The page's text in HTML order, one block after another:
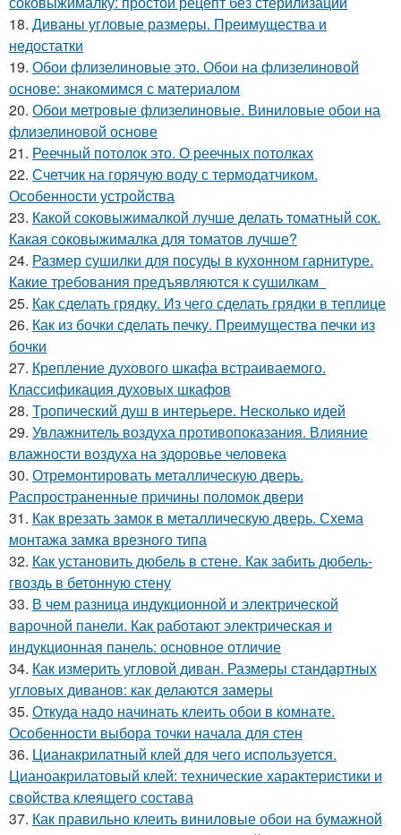
18. Диваны угловые размеры. Преимущества и
недостатки
19. Обои флизелиновые это. Обои на флизелиновой
основе: знакомимся с материалом
20. Обои метровые флизелиновые. Виниловые обои на
флизелиновой основе
21. Реечный потолок это. О реечных потолках
22. Счетчик на горячую воду с термодатчиком.
Особенности устройства
23. Какой соковыжималкой лучше делать томатный сок.
Какая соковыжималка для томатов лучше?
24. Размер сушилки для посуды в кухонном гарнитуре.
Какие требования предъявляются к сушилкам
25. Как сделать грядку. Из чего сделать грядки в теплице
26. Как из бочки сделать печку. Преимущества печки из
бочки
27. Крепление духового шкафа встраиваемого.
Классификация духовых шкафов
28. Тропический душ в интерьере. Несколько идей
29. Увлажнитель воздуха противопоказания. Влияние
влажности воздуха на здоровье человека
30. Отремонтировать металлическую дверь.
Распространенные причины поломок двери
31. Как врезать замок в металлическую дверь. Схема
монтажа замка врезного типа
32. Как установить дюбель в стене. Как забить дюбель-
гвоздь в бетонную стену
33. В чем разница индукционной и электрической
варочной панели. Как работают электрическая и
индукционная панель: основное отличие
34. Как измерить угловой диван. Размеры стандартных
угловых диванов: как делаются замеры
35. Откуда надо начинать клеить обои в комнате.
Особенности выбора точки начала для стен
36. Цианакрилатный клей для чего используется.
Цианоакрилатовый клей: технические характеристики и
свойства клеящего состава
37. Как правильно клеить виниловые обои на бумажной